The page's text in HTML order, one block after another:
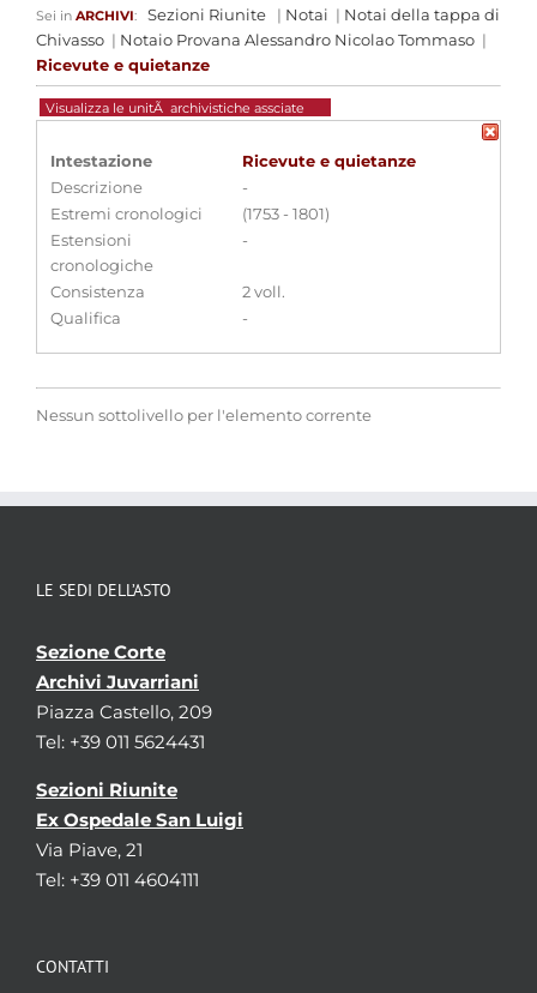
Sei in ARCHIVI: Sezioni Riunite | Notai | Notai della tappa di
Chivasso | Notaio Provana Alessandro Nicolao Tommaso |
Ricevute e quietanze
Visualizza le unitÃ archivistiche assciate
Intestazione
Ricevute e quietanze
Descrizione
-
Estremi cronologici
(1753 - 1801)
Estensioni
cronologiche
-
Consistenza
2 voll.
Qualifica
-
Nessun sottolivello per l'elemento corrente
LE SEDI DELL’ASTO
Sezione Corte
Archivi Juvarriani
Piazza Castello, 209
Tel: +39 011 5624431
Sezioni Riunite
Ex Ospedale San Luigi
Via Piave, 21
Tel: +39 011 4604111
CONTATTI